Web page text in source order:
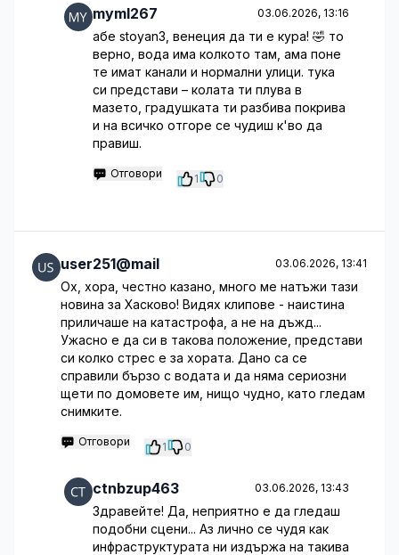
myml267 03.06.2026, 13:16
абе stoyan3, венеция да ти е кура! 🤣 то
верно, вода има колкото там, ама поне
те имат канали и нормални улици. тука
си представи – колата ти плува в
мазето, градушката ти разбива покрива
и на всичко отгоре се чудиш к'во да
правиш.
Отговори 1 0
user251@mail 03.06.2026, 13:41
Ох, хора, честно казано, много ме натъжи тази
новина за Хасково! Видях клипове - наистина
приличаше на катастрофа, а не на дъжд...
Ужасно е да си в такова положение, представи
си колко стрес е за хората. Дано са се
справили бързо с водата и да няма сериозни
щети по домовете им, нищо чудно, като гледам
снимките.
Отговори 1 0
ctnbzup463 03.06.2026, 13:43
Здравейте! Да, неприятно е да гледаш
подобни сцени... Аз лично се чудя как
инфраструктурата ни издържа на такива